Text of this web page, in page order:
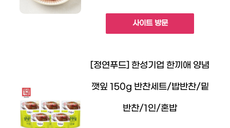
사이트 방문
[정연푸드] 한성기업 한끼애 양념
깻잎 150g 반찬세트/밥반찬/밑
반찬/1인/혼밥